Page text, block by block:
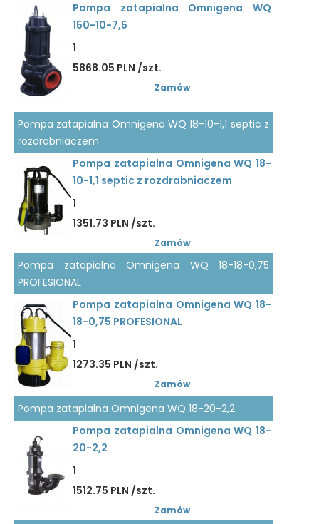
Pompa zatapialna Omnigena WQ
150-10-7,5
1
5868.05 PLN /szt.
Zamów
Pompa zatapialna Omnigena WQ 18-10-1,1 septic z
rozdrabniaczem
Pompa zatapialna Omnigena WQ 18-
10-1,1 septic z rozdrabniaczem
1
1351.73 PLN /szt.
Zamów
Pompa zatapialna Omnigena WQ 18-18-0,75
PROFESIONAL
Pompa zatapialna Omnigena WQ 18-
18-0,75 PROFESIONAL
1
1273.35 PLN /szt.
Zamów
Pompa zatapialna Omnigena WQ 18-20-2,2
Pompa zatapialna Omnigena WQ 18-
20-2,2
1
1512.75 PLN /szt.
Zamów